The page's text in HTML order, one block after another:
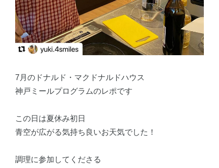
7月のドナルド・マクドナルドハウス
神戸ミールプログラムのレポです
この日は夏休み初日
青空が広がる気持ち良いお天気でした！
調理に参加してくださる